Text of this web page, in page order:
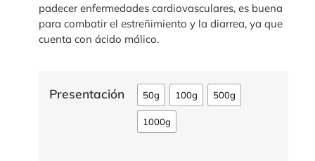
padecer enfermedades cardiovasculares, es buena
para combatir el estreñimiento y la diarrea, ya que
cuenta con ácido málico.
Presentación 50g 100g 500g
1000g